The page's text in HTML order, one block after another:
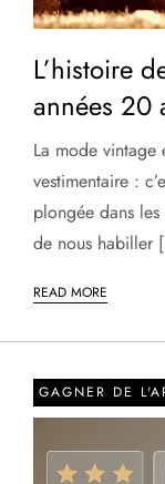
L’histoire
années 20
La mode vintage
vestimentaire :
plongée dans
de nous habiller
READ MORE
GAGNER DE